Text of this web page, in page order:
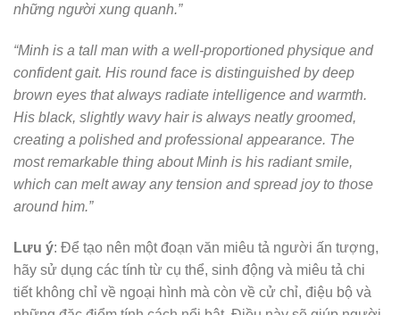
những người xung quanh.”
“Minh is a tall man with a well-proportioned physique and
confident gait. His round face is distinguished by deep
brown eyes that always radiate intelligence and warmth.
His black, slightly wavy hair is always neatly groomed,
creating a polished and professional appearance. The
most remarkable thing about Minh is his radiant smile,
which can melt away any tension and spread joy to those
around him.”
Lưu ý: Để tạo nên một đoạn văn miêu tả người ấn tượng,
hãy sử dụng các tính từ cụ thể, sinh động và miêu tả chi
tiết không chỉ về ngoại hình mà còn về cử chỉ, điệu bộ và